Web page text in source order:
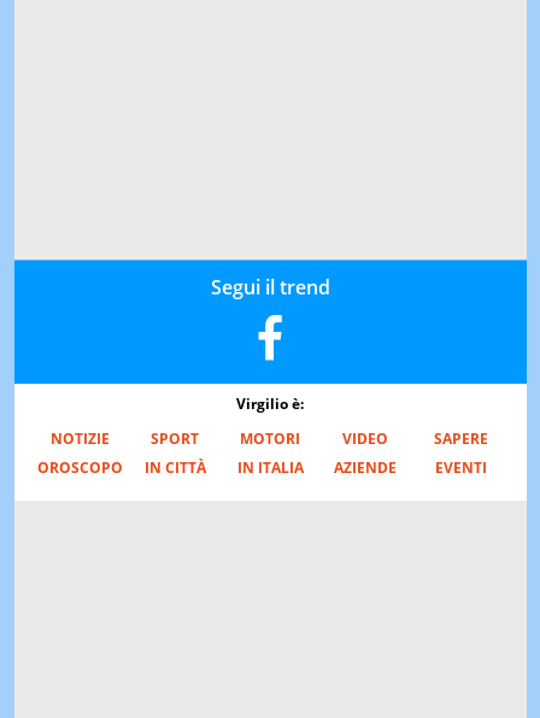
Segui il trend
Virgilio è:
NOTIZIE
SPORT MOTORI VIDEO
SAPERE
OROSCOPO
IN CITTÀ IN ITALIA AZIENDE EVENTI